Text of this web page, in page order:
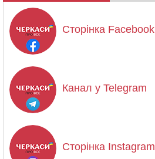
Сторінка Facebook
Канал у Telegram
Сторінка Instagram